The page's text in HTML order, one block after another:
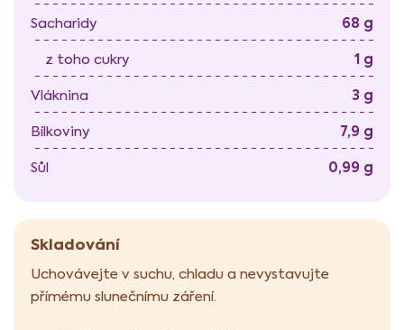
Sacharidy 68 g
z toho cukry 1 g
Vláknina 3 g
Bílkoviny 7,9 g
Sůl 0,99 g
Skladování
Uchovávejte v suchu, chladu a nevystavujte
přímému slunečnímu záření.